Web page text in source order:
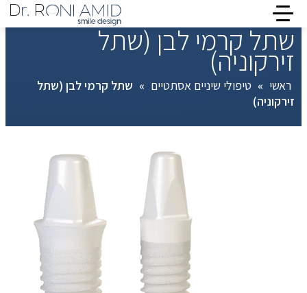
שתל קרמי לבן (שתל
זירקוניה)
ראשי » טיפולי שיניים אסתטיים » שתל קרמי לבן (שתל
זירקוניה)